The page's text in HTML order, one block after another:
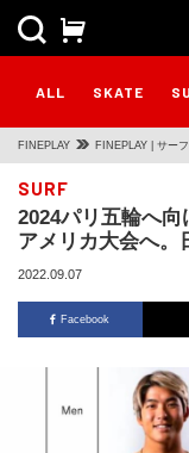
ALL SKATE
FINEPLAY FINEPLAY | サー
SURF
2024パリ五輪へ
アメリカ大会へ。
2022.09.07
Facebook